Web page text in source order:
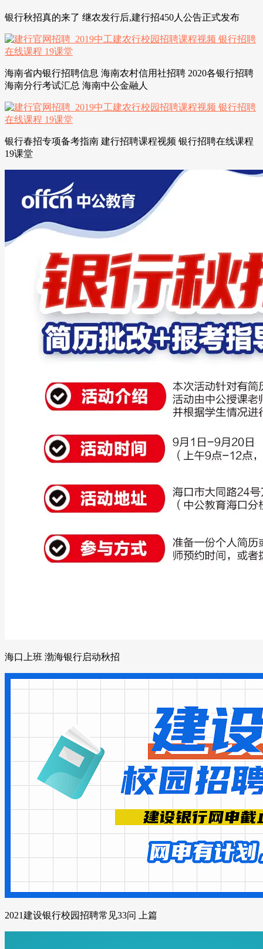
银行秋招真的来了 继农发行后,建行招450人公告正式发布
海南省内银行招聘信息 海南农村信用社招聘 2020各银行招聘
海南分行考试汇总 海南中公金融人
银行春招专项备考指南 建行招聘课程视频 银行招聘在线课程
19课堂
海口上班 渤海银行启动秋招
2021建设银行校园招聘常见33问 上篇